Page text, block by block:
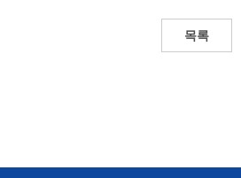
목록